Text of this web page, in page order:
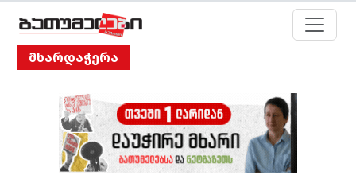
მხარდაჭერა